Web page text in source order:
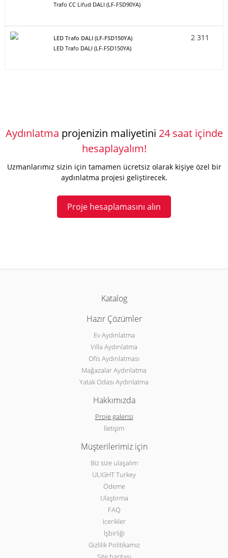
Trafo CC Lifud DALI (LF-FSD90YA)
LED Trafo DALI (LF-FSD150YA)
LED Trafo DALI (LF-FSD150YA)
2 311
Aydınlatma projenizin maliyetini 24 saat içinde
hesaplayalım!
Uzmanlarımız sizin için tamamen ücretsiz olarak kişiye özel bir
aydınlatma projesi geliştirecek.
Proje hesaplamasını alın
Katalog
Hazır Çözümler
Ev Aydınlatma
Villa Aydınlatma
Ofis Aydınlatması
Mağazalar Aydınlatma
Yatak Odası Aydınlatma
Hakkımızda
Proje galerisi
İletişim
Müşterilerimiz için
Biz size ulaşalım
ULIGHT Turkey
Ödeme
Ulaştırma
FAQ
Icerikler
İşbirliği
Gizlilik Politikamız